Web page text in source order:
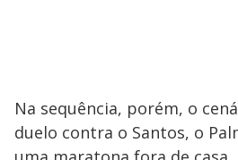
Na sequência, porém, o
duelo contra o Santos, o